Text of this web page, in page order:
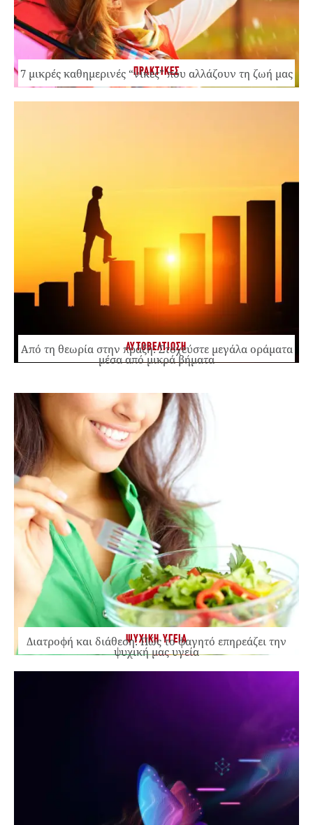
ΠΡΑΚΤΙΚΕΣ
7 μικρές καθημερινές “νίκες” που αλλάζουν τη ζωή μας
ΑΥΤΟΒΕΛΤΙΩΣΗ
Από τη θεωρία στην πράξη: Στοχεύστε μεγάλα οράματα
μέσα από μικρά βήματα
ΨΥΧΙΚΗ ΥΓΕΙΑ
Διατροφή και διάθεση: Πώς το φαγητό επηρεάζει την
ψυχική μας υγεία